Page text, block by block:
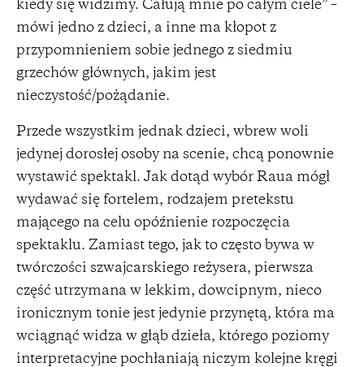
kiedy się widzimy. Całują mnie po całym ciele” –
mówi jedno z dzieci, a inne ma kłopot z
przypomnieniem sobie jednego z siedmiu
grzechów głównych, jakim jest
nieczystość/pożądanie.
Przede wszystkim jednak dzieci, wbrew woli
jedynej dorosłej osoby na scenie, chcą ponownie
wystawić spektakl. Jak dotąd wybór Raua mógł
wydawać się fortelem, rodzajem pretekstu
mającego na celu opóźnienie rozpoczęcia
spektaklu. Zamiast tego, jak to często bywa w
twórczości szwajcarskiego reżysera, pierwsza
część utrzymana w lekkim, dowcipnym, nieco
ironicznym tonie jest jedynie przynętą, która ma
wciągnąć widza w głąb dzieła, którego poziomy
interpretacyjne pochłaniają niczym kolejne kręgi